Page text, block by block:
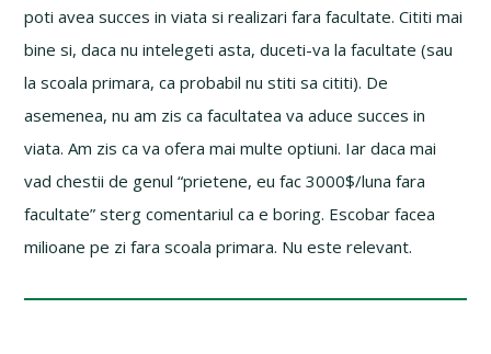
poti avea succes in viata si realizari fara facultate. Cititi mai
bine si, daca nu intelegeti asta, duceti-va la facultate (sau
la scoala primara, ca probabil nu stiti sa cititi). De
asemenea, nu am zis ca facultatea va aduce succes in
viata. Am zis ca va ofera mai multe optiuni. Iar daca mai
vad chestii de genul “prietene, eu fac 3000$/luna fara
facultate” sterg comentariul ca e boring. Escobar facea
milioane pe zi fara scoala primara. Nu este relevant.